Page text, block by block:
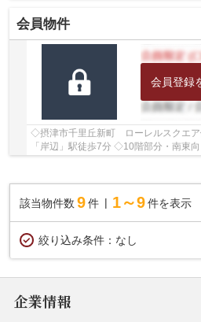
望良好♪ ◇専有面積81.21㎡の3LDK ◇
会員物件
会員登録
◇摂津市千里丘新町 ローレルスクエ
「岸辺」駅徒歩7分 ◇10階部分・南東
風・眺望良好♪ ◇専有面積91.25㎡の
該当物件数 9件 1～9 件を表示
絞り込み条件： なし
企業情報